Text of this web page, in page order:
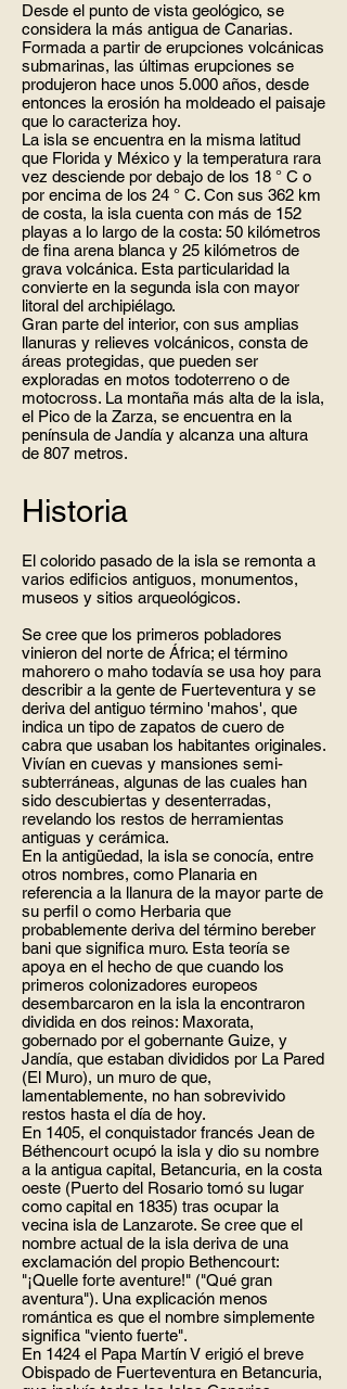
Desde el punto de vista geológico, se
considera la más antigua de Canarias.
Formada a partir de erupciones volcánicas
submarinas, las últimas erupciones se
produjeron hace unos 5.000 años, desde
entonces la erosión ha moldeado el paisaje
que lo caracteriza hoy.
La isla se encuentra en la misma latitud
que Florida y México y la temperatura rara
vez desciende por debajo de los 18 ° C o
por encima de los 24 ° C. Con sus 362 km
de costa, la isla cuenta con más de 152
playas a lo largo de la costa: 50 kilómetros
de fina arena blanca y 25 kilómetros de
grava volcánica. Esta particularidad la
convierte en la segunda isla con mayor
litoral del archipiélago.
Gran parte del interior, con sus amplias
llanuras y relieves volcánicos, consta de
áreas protegidas, que pueden ser
exploradas en motos todoterreno o de
motocross. La montaña más alta de la isla,
el Pico de la Zarza, se encuentra en la
península de Jandía y alcanza una altura
de 807 metros.
Historia
El colorido pasado de la isla se remonta a
varios edificios antiguos, monumentos,
museos y sitios arqueológicos.
Se cree que los primeros pobladores
vinieron del norte de África; el término
mahorero o maho todavía se usa hoy para
describir a la gente de Fuerteventura y se
deriva del antiguo término 'mahos', que
indica un tipo de zapatos de cuero de
cabra que usaban los habitantes originales.
Vivían en cuevas y mansiones semi-
subterráneas, algunas de las cuales han
sido descubiertas y desenterradas,
revelando los restos de herramientas
antiguas y cerámica.
En la antigüedad, la isla se conocía, entre
otros nombres, como Planaria en
referencia a la llanura de la mayor parte de
su perfil o como Herbaria que
probablemente deriva del término bereber
bani que significa muro. Esta teoría se
apoya en el hecho de que cuando los
primeros colonizadores europeos
desembarcaron en la isla la encontraron
dividida en dos reinos: Maxorata,
gobernado por el gobernante Guize, y
Jandía, que estaban divididos por La Pared
(El Muro), un muro de que,
lamentablemente, no han sobrevivido
restos hasta el día de hoy.
En 1405, el conquistador francés Jean de
Béthencourt ocupó la isla y dio su nombre
a la antigua capital, Betancuria, en la costa
oeste (Puerto del Rosario tomó su lugar
como capital en 1835) tras ocupar la
vecina isla de Lanzarote. Se cree que el
nombre actual de la isla deriva de una
exclamación del propio Bethencourt:
"¡Quelle forte aventure!" ("Qué gran
aventura"). Una explicación menos
romántica es que el nombre simplemente
significa "viento fuerte".
En 1424 el Papa Martín V erigió el breve
Obispado de Fuerteventura en Betancuria,